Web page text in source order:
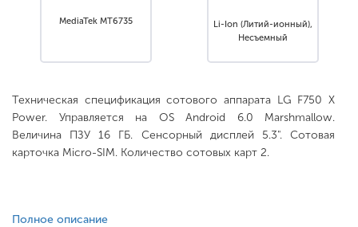
MediaTek MT6735
Li-Ion (Литий-ионный),
Несъемный
Техническая спецификация сотового аппарата LG F750 X
Power. Управляется на OS Android 6.0 Marshmallow.
Величина ПЗУ 16 ГБ. Сенсорный дисплей 5.3". Сотовая
карточка Micro-SIM. Количество сотовых карт 2.
Полное описание